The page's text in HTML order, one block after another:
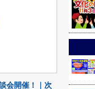
会開催！｜次